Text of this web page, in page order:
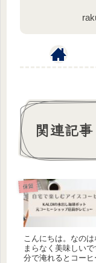
関連記事
保留
こんにちは。なの
まらなく美味しい
分で淹れるとコーヒ